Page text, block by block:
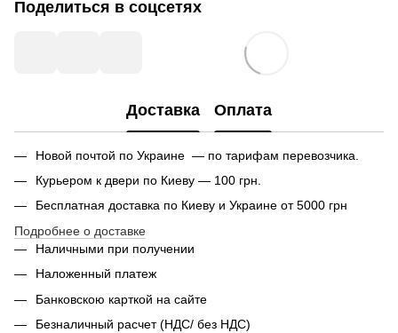
Поделиться в соцсетях
Доставка Оплата
Новой почтой по Украине — по тарифам перевозчика.
Курьером к двери по Киеву — 100 грн.
Бесплатная доставка по Киеву и Украине от 5000 грн
Подробнее о доставке
Наличными при получении
Наложенный платеж
Банковскою карткой на сайте
Безналичный расчет (НДС/ без НДС)